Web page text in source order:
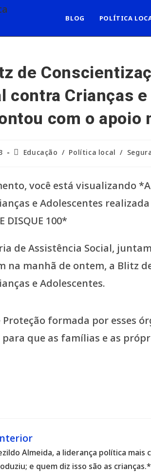
BLOG POLÍTICA
de
contra Crianças
com o apoio
Categoria
Educação / Política local /
de Assistência Social,
na manhã de ontem, a Blitz
e Adolescentes.
Proteção formada por esses
para que as famílias e as
Almeida, a liderança política mais
e quem diz isso são as